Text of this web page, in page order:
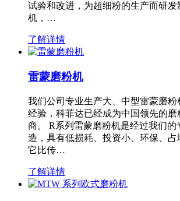
试验和改进，为超细粉的生产而研
机，…
了解详情
雷蒙磨粉机
我们公司专业生产大、中型雷蒙磨粉
经验，科菲达已经成为中国领先的磨
商。 R系列雷蒙磨粉机是经过我们的
造，具有低损耗、投资小、环保、占
它比传…
了解详情